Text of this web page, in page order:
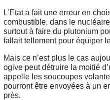
L’Etat a fait une erreur en
combustible, dans le
surtout à faire du plutonium
fallait tellement pour équiper
Mais ce n’est plus le cas
ogive peut détruire la moitié
appelle les soucoupes
pourront être envoyées à un
près.